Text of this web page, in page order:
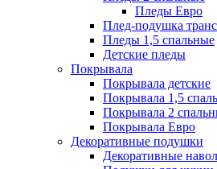
Пледы Евро
Плед-подушка
Пледы 1,5 спальные
Детские пледы
Покрывала
Покрывала детские
Покрывала 1,5
Покрывала 2
Покрывала Евро
Декоративные подушки
Декоративные